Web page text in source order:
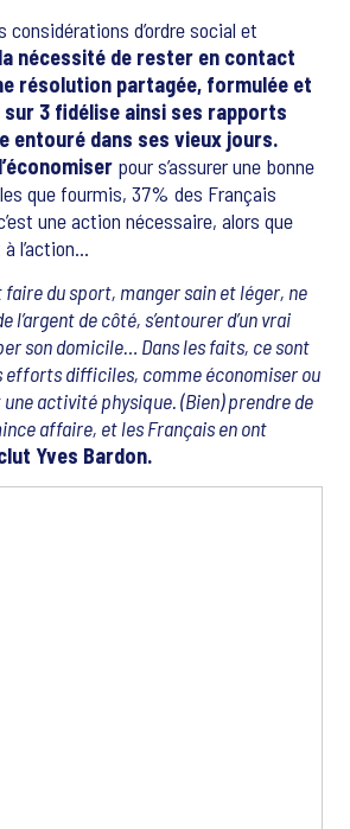
considérations d’ordre social et
la nécessité de rester en contact
résolution partagée, formulée et
sur 3 fidélise ainsi ses rapports
entouré dans ses vieux jours.
pour s’assurer une bonne
que fourmis, 37% des Français
une action nécessaire, alors que
l’action…
du sport, manger sain et léger, ne
de côté, s’entourer d’un vrai
son domicile… Dans les faits, ce sont
efforts difficiles, comme économiser ou
activité physique. (Bien) prendre de
affaire, et les Français en ont
Yves Bardon.